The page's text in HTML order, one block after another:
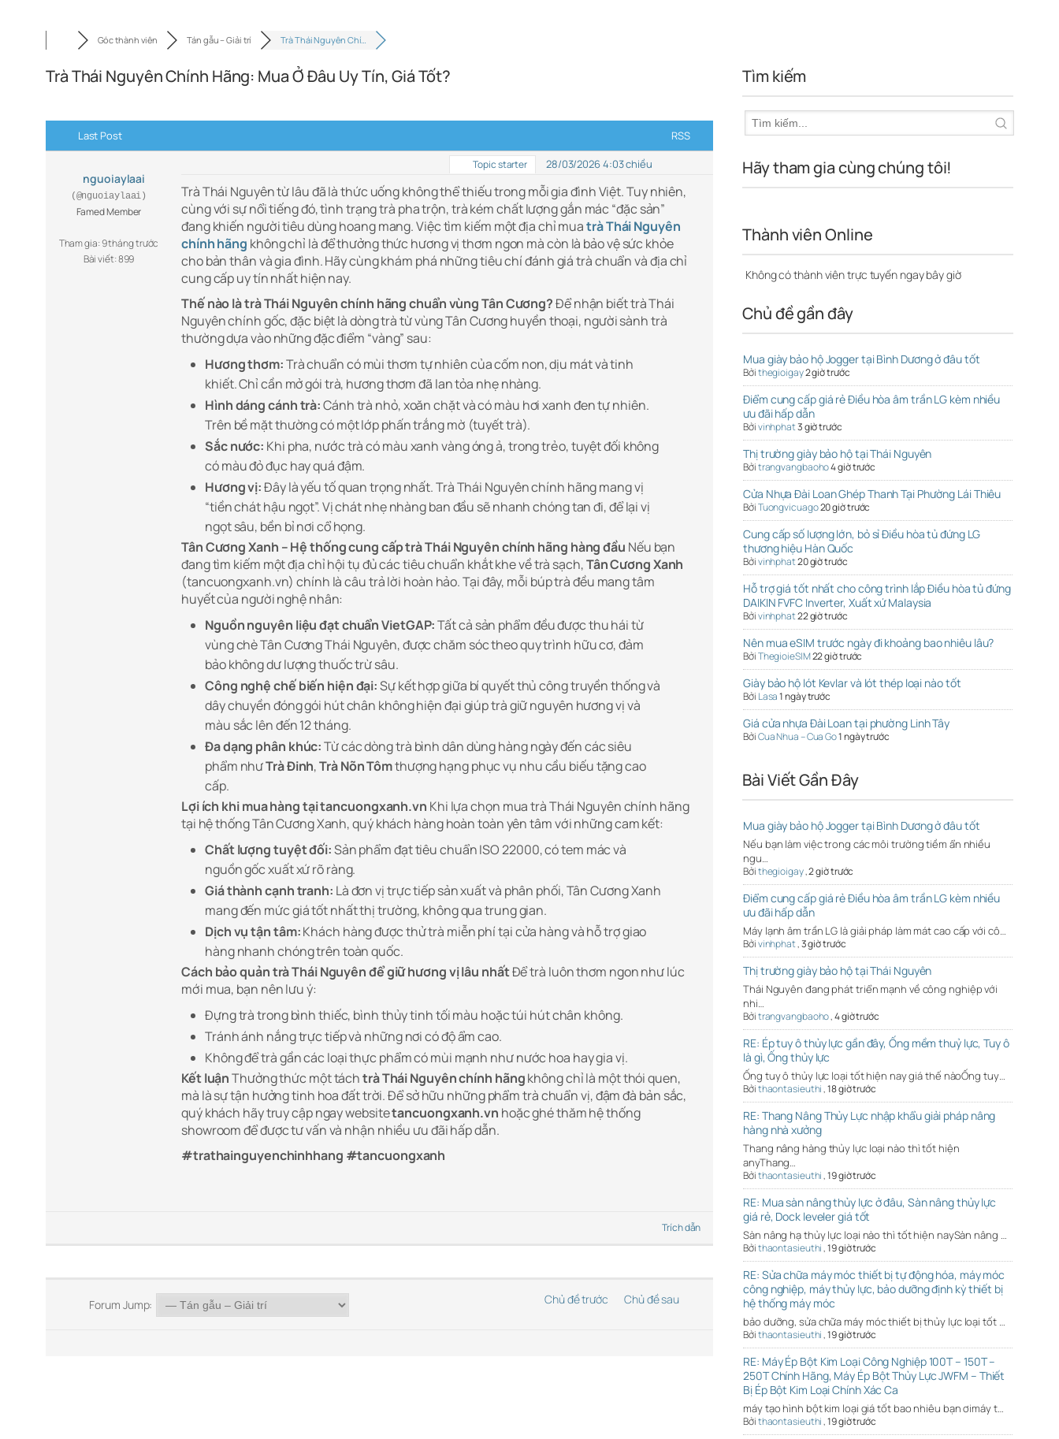
Góc thành viên Tán gẫu – Giải trí Trà Thái Nguyên Chí…
Trà Thái Nguyên Chính Hãng: Mua Ở Đâu Uy Tín, Giá Tốt?
Last Post RSS
nguoiaylaai
(@nguoiaylaai)
Famed Member
Tham gia: 9 tháng trước
Bài viết: 899
Topic starter 28/03/2026 4:03 chiều
Trà Thái Nguyên từ lâu đã là thức uống không thể thiếu trong mỗi gia đình Việt. Tuy nhiên,
cùng với sự nổi tiếng đó, tình trạng trà pha trộn, trà kém chất lượng gắn mác “đặc sản”
đang khiến người tiêu dùng hoang mang. Việc tìm kiếm một địa chỉ muatrà Thái Nguyên
chính hãng không chỉ là để thưởng thức hương vị thơm ngon mà còn là bảo vệ sức khỏe
cho bản thân và gia đình. Hãy cùng khám phá những tiêu chí đánh giá trà chuẩn và địa chỉ
cung cấp uy tín nhất hiện nay.
Thế nào là trà Thái Nguyên chính hãng chuẩn vùng Tân Cương?Để nhận biết trà Thái
Nguyên chính gốc, đặc biệt là dòng trà từ vùng Tân Cương huyền thoại, người sành trà
thường dựa vào những đặc điểm “vàng” sau:
Hương thơm:Trà chuẩn có mùi thơm tự nhiên của cốm non, dịu mát và tinh
khiết. Chỉ cần mở gói trà, hương thơm đã lan tỏa nhẹ nhàng.
Hình dáng cánh trà:Cánh trà nhỏ, xoăn chặt và có màu hơi xanh đen tự nhiên.
Trên bề mặt thường có một lớp phấn trắng mờ (tuyết trà).
Sắc nước: Khi pha, nước trà có màu xanh vàng óng ả, trong trẻo, tuyệt đối không
có màu đỏ đục hay quá đậm.
Hương vị:Đây là yếu tố quan trọng nhất. Trà Thái Nguyên chính hãng mang vị
“tiền chát hậu ngọt”. Vị chát nhẹ nhàng ban đầu sẽ nhanh chóng tan đi, để lại vị
ngọt sâu, bền bỉ nơi cổ họng.
Tân Cương Xanh – Hệ thống cung cấp trà Thái Nguyên chính hãng hàng đầu Nếu bạn
đang tìm kiếm một địa chỉ hội tụ đủ các tiêu chuẩn khắt khe về trà sạch,Tân Cương Xanh
(tancuongxanh.vn) chính là câu trả lời hoàn hảo. Tại đây, mỗi búp trà đều mang tâm
huyết của người nghệ nhân:
Nguồn nguyên liệu đạt chuẩn VietGAP:Tất cả sản phẩm đều được thu hái từ
vùng chè Tân Cương Thái Nguyên, được chăm sóc theo quy trình hữu cơ, đảm
bảo không dư lượng thuốc trừ sâu.
Công nghệ chế biến hiện đại:Sự kết hợp giữa bí quyết thủ công truyền thống và
dây chuyền đóng gói hút chân không hiện đại giúp trà giữ nguyên hương vị và
màu sắc lên đến 12 tháng.
Đa dạng phân khúc:Từ các dòng trà bình dân dùng hàng ngày đến các siêu
phẩm nhưTrà Đinh,Trà Nõn Tômthượng hạng phục vụ nhu cầu biếu tặng cao
cấp.
Lợi ích khi mua hàng tại tancuongxanh.vn Khi lựa chọn mua trà Thái Nguyên chính hãng
tại hệ thống Tân Cương Xanh, quý khách hàng hoàn toàn yên tâm với những cam kết:
Chất lượng tuyệt đối:Sản phẩm đạt tiêu chuẩn ISO 22000, có tem mác và
nguồn gốc xuất xứ rõ ràng.
Giá thành cạnh tranh: Là đơn vị trực tiếp sản xuất và phân phối, Tân Cương Xanh
mang đến mức giá tốt nhất thị trường, không qua trung gian.
Dịch vụ tận tâm:Khách hàng được thử trà miễn phí tại cửa hàng và hỗ trợ giao
hàng nhanh chóng trên toàn quốc.
Cách bảo quản trà Thái Nguyên để giữ hương vị lâu nhấtĐể trà luôn thơm ngon như lúc
mới mua, bạn nên lưu ý:
Đựng trà trong bình thiếc, bình thủy tinh tối màu hoặc túi hút chân không.
Tránh ánh nắng trực tiếp và những nơi có độ ẩm cao.
Không để trà gần các loại thực phẩm có mùi mạnh như nước hoa hay gia vị.
Kết luậnThưởng thức một táchtrà Thái Nguyên chính hãngkhông chỉ là một thói quen,
mà là sự tận hưởng tinh hoa đất trời. Để sở hữu những phẩm trà chuẩn vị, đậm đà bản sắc,
quý khách hãy truy cập ngay websitetancuongxanh.vn hoặc ghé thăm hệ thống
showroom để được tư vấn và nhận nhiều ưu đãi hấp dẫn.
#trathainguyenchinhhang #tancuongxanh
Trích dẫn
Forum Jump: Chủ đề trước Chủ đề sau
Tìm kiếm
Hãy tham gia cùng chúng tôi!
Thành viên Online
Không có thành viên trực tuyến ngay bây giờ
Chủ đề gần đây
Mua giày bảo hộ Jogger tại Bình Dương ở đâu tốt
Bởithegioigay2 giờ trước
Điểm cung cấp giá rẻ Điều hòa âm trần LG kèm nhiều
ưu đãi hấp dẫn
Bởivinhphat3 giờ trước
Thị trường giày bảo hộ tại Thái Nguyên
Bởitrangvangbaoho4 giờ trước
Cửa Nhựa Đài Loan Ghép Thanh Tại Phường Lái Thiêu
BởiTuongvicuago20 giờ trước
Cung cấp số lượng lớn, bỏ sỉ Điều hòa tủ đứng LG
thương hiệu Hàn Quốc
Bởivinhphat20 giờ trước
Hỗ trợ giá tốt nhất cho công trình lắp Điều hòa tủ đứng
DAIKIN FVFC Inverter, Xuất xứ Malaysia
Bởivinhphat22 giờ trước
Nên mua eSIM trước ngày đi khoảng bao nhiêu lâu?
BởiThegioieSIM22 giờ trước
Giày bảo hộ lót Kevlar và lót thép loại nào tốt
Bởi Lasa1 ngày trước
Giá cửa nhựa Đài Loan tại phường Linh Tây
BởiCua Nhua – Cua Go1 ngày trước
Bài Viết Gần Đây
Mua giày bảo hộ Jogger tại Bình Dương ở đâu tốt
Nếu bạn làm việc trong các môi trường tiềm ẩn nhiều
ngu…
Bởithegioigay,2 giờ trước
Điểm cung cấp giá rẻ Điều hòa âm trần LG kèm nhiều
ưu đãi hấp dẫn
Máy lạnh âm trần LG là giải pháp làm mát cao cấp với cô…
Bởivinhphat,3 giờ trước
Thị trường giày bảo hộ tại Thái Nguyên
Thái Nguyên đang phát triển mạnh về công nghiệp với
nhi…
Bởitrangvangbaoho,4 giờ trước
RE: Ép tuy ô thủy lực gần đây, Ống mềm thuỷ lực, Tuy ô
là gì, Ống thủy lực
Ống tuy ô thủy lực loại tốt hiện nay giá thế nàoỐng tuy…
Bởithaontasieuthi,18 giờ trước
RE: Thang Nâng Thủy Lực nhập khẩu giải pháp nâng
hàng nhà xưởng
Thang nâng hàng thủy lực loại nào thì tốt hiện
anyThang…
Bởithaontasieuthi,19 giờ trước
RE: Mua sàn nâng thủy lực ở đâu, Sàn nâng thủy lực
giá rẻ, Dock leveler giá tốt
Sàn nâng hạ thủy lực loại nào thì tốt hiện naySàn nâng …
Bởithaontasieuthi,19 giờ trước
RE: Sửa chữa máy móc thiết bị tự động hóa, máy móc
công nghiệp, máy thủy lực, bảo dưỡng định kỳ thiết bị
hệ thống máy móc
bảo dưỡng, sửa chữa máy móc thiết bị thủy lực loại tốt …
Bởithaontasieuthi,19 giờ trước
RE: Máy Ép Bột Kim Loại Công Nghiệp 100T – 150T –
250T Chính Hãng, Máy Ép Bột Thủy Lực JWFM – Thiết
Bị Ép Bột Kim Loại Chính Xác Ca
máy tạo hình bột kim loại giá tốt bao nhiêu bạn ơimáy t…
Bởithaontasieuthi,19 giờ trước